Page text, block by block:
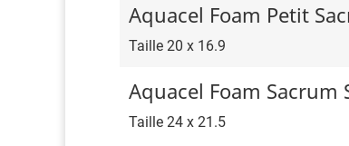
Aquacel Foam Petit
Taille 20 x 16.9
Aquacel Foam Sacrum
Taille 24 x 21.5